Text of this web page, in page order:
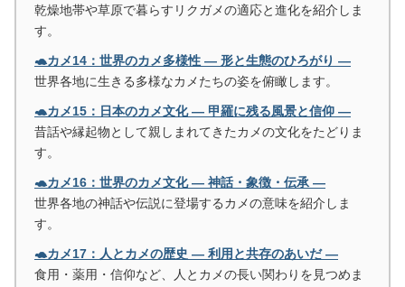
乾燥地帯や草原で暮らすリクガメの適応と進化を紹介しま
す。
🐢カメ14：世界のカメ多様性 ― 形と生態のひろがり ―
世界各地に生きる多様なカメたちの姿を俯瞰します。
🐢カメ15：日本のカメ文化 ― 甲羅に残る風景と信仰 ―
昔話や縁起物として親しまれてきたカメの文化をたどりま
す。
🐢カメ16：世界のカメ文化 ― 神話・象徴・伝承 ―
世界各地の神話や伝説に登場するカメの意味を紹介しま
す。
🐢カメ17：人とカメの歴史 ― 利用と共存のあいだ ―
食用・薬用・信仰など、人とカメの長い関わりを見つめま